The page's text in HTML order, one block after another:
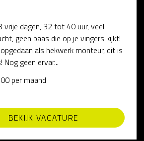
vrije dagen, 32 tot 40 uur, veel
geen baas die op je vingers kijkt!
als hekwerk monteur, dit is
geen ervar...
per maand
BEKIJK VACATURE